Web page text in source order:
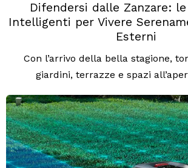
Difendersi dalle Zanzare:
Intelligenti per Vivere
Esterni
Con l’arrivo della bella stagione,
giardini, terrazze e spazi